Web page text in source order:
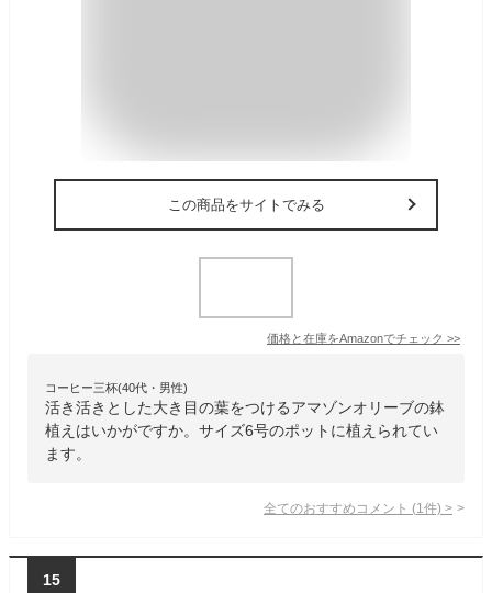
この商品をサイトでみる
価格と在庫をAmazonでチェック >>
コーヒー三杯(40代・男性)
活き活きとした大き目の葉をつけるアマゾンオリーブの鉢
植えはいかがですか。サイズ6号のポットに植えられてい
ます。
全てのおすすめコメント (1 件) >
15